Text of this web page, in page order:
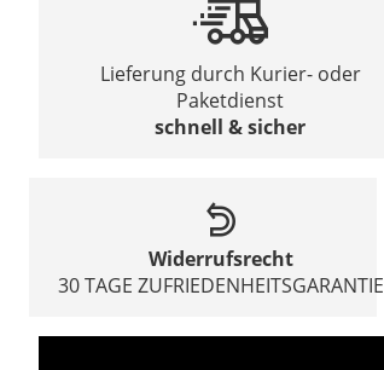
Lieferung durch Kurier- oder
Paketdienst
schnell & sicher
Widerrufsrecht
30 TAGE ZUFRIEDENHEITSGARANTIE